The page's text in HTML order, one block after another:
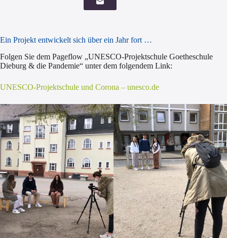
Ein Projekt entwickelt sich über ein Jahr fort …
Folgen Sie dem Pageflow „UNESCO-Projektschule Goetheschule
Dieburg & die Pandemie“ unter dem folgendem Link:
UNESCO-Projektschule und Corona – unesco.de